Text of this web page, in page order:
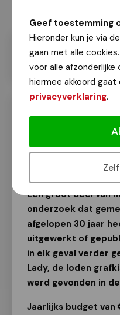
Geef toestemming
Hieronder kun je via
gaan met alle
voor alle
hiermee akkoord
privacyverklaring.
Nijmegen gaat
onderzoek
Van onze redactie
Een groot deel van
onderzoek dat
afgelopen 30 jaar
uitgewerkt of
in elk geval verder
Lady, de loden
werd gevonden in
Jaarlijks budget